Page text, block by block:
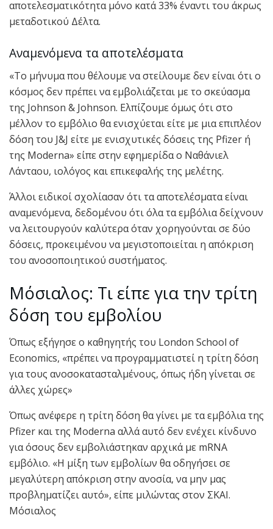
αποτελεσματικότητα μόνο κατά 33% έναντι του άκρως
μεταδοτικού Δέλτα.
Αναμενόμενα τα αποτελέσματα
«Το μήνυμα που θέλουμε να στείλουμε δεν είναι ότι ο
κόσμος δεν πρέπει να εμβολιάζεται με το σκεύασμα
της Johnson & Johnson. Ελπίζουμε όμως ότι στο
μέλλον το εμβόλιο θα ενισχύεται είτε με μια επιπλέον
δόση του J&J είτε με ενισχυτικές δόσεις της Pfizer ή
της Moderna» είπε στην εφημερίδα ο Ναθάνιελ
Λάνταου, ιολόγος και επικεφαλής της μελέτης.
Άλλοι ειδικοί σχολίασαν ότι τα αποτελέσματα είναι
αναμενόμενα, δεδομένου ότι όλα τα εμβόλια δείχνουν
να λειτουργούν καλύτερα όταν χορηγούνται σε δύο
δόσεις, προκειμένου να μεγιστοποιείται η απόκριση
του ανοσοποιητικού συστήματος.
Μόσιαλος: Τι είπε για την τρίτη
δόση του εμβολίου
Όπως εξήγησε ο καθηγητής του London School of
Economics, «πρέπει να προγραμματιστεί η τρίτη δόση
για τους ανοσοκατασταλμένους, όπως ήδη γίνεται σε
άλλες χώρες»
Όπως ανέφερε η τρίτη δόση θα γίνει με τα εμβόλια της
Pfizer και της Moderna αλλά αυτό δεν ενέχει κίνδυνο
για όσους δεν εμβολιάστηκαν αρχικά με mRNA
εμβόλιο. «H μίξη των εμβολίων θα οδηγήσει σε
μεγαλύτερη απόκριση στην ανοσία, να μην μας
προβληματίζει αυτό», είπε μιλώντας στον ΣΚΑΙ.
Μόσιαλος